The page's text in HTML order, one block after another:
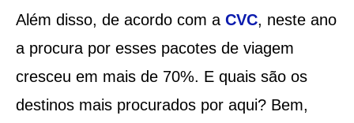
Além disso, de acordo com a CVC, neste ano
a procura por esses pacotes de viagem
cresceu em mais de 70%. E quais são os
destinos mais procurados por aqui? Bem,